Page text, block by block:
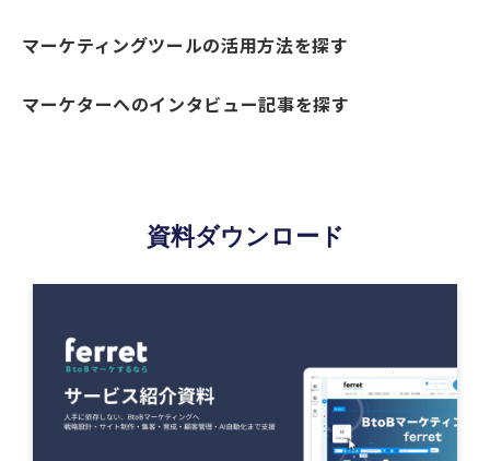
マーケティングツールの活用方法を探す
マーケターへのインタビュー記事を探す
資料ダウンロード